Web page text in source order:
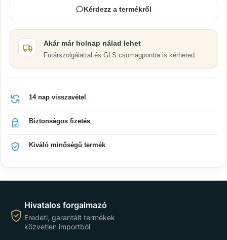
Kérdezz a termékről
Akár már holnap nálad lehet
Futárszolgálattal és GLS csomagpontra is kérheted.
14 nap visszavétel
Biztonságos fizetés
Kiváló minőségű termék
Hivatalos forgalmazó
Eredeti, garantált termékek
közvetlen importból